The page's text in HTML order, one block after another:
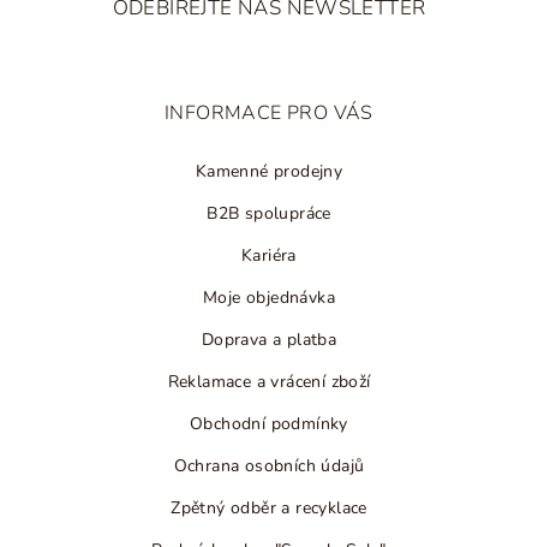
ODEBÍREJTE NÁŠ NEWSLETTER
INFORMACE PRO VÁS
Kamenné prodejny
B2B spolupráce
Kariéra
Moje objednávka
Doprava a platba
Reklamace a vrácení zboží
Obchodní podmínky
Ochrana osobních údajů
Zpětný odběr a recyklace